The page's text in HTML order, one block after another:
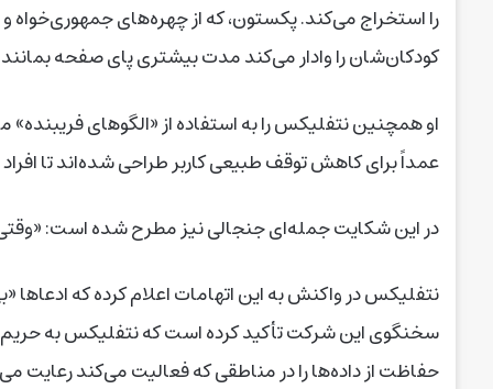
را استخراج می‌کند. پکستون، که از چهره‌های جمهوری‌خواه و
کودکان‌شان را وادار می‌کند مدت بیشتری پای صفحه
عمداً برای کاهش توقف طبیعی کاربر طراحی شده‌اند تا
در این شکایت جمله‌ای جنجالی نیز مطرح شده است:
نتفلیکس در واکنش به این اتهامات اعلام کرده که
سخنگوی این شرکت تأکید کرده است که نتفلیکس به
حفاظت از داده‌ها را در مناطقی که فعالیت می‌کند رعایت